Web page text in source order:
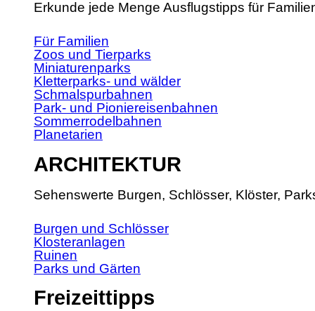
Erkunde jede Menge Ausflugstipps für
Für Familien
Zoos und Tierparks
Miniaturenparks
Kletterparks- und wälder
Schmalspurbahnen
Park- und Pioniereisenbahnen
Sommerrodelbahnen
Planetarien
ARCHITEKTUR
Sehenswerte Burgen, Schlösser, Klöster,
Burgen und Schlösser
Klosteranlagen
Ruinen
Parks und Gärten
Freizeittipps